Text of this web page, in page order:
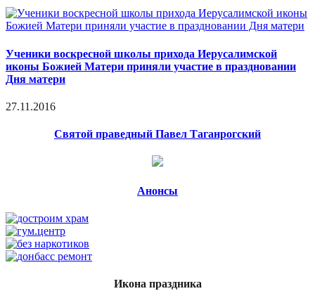
Ученики воскресной школы прихода Иерусалимской
иконы Божией Матери приняли участие в праздновании
Дня матери
27.11.2016
Святой праведный Павел Таганрогский
Анонсы
Икона праздника